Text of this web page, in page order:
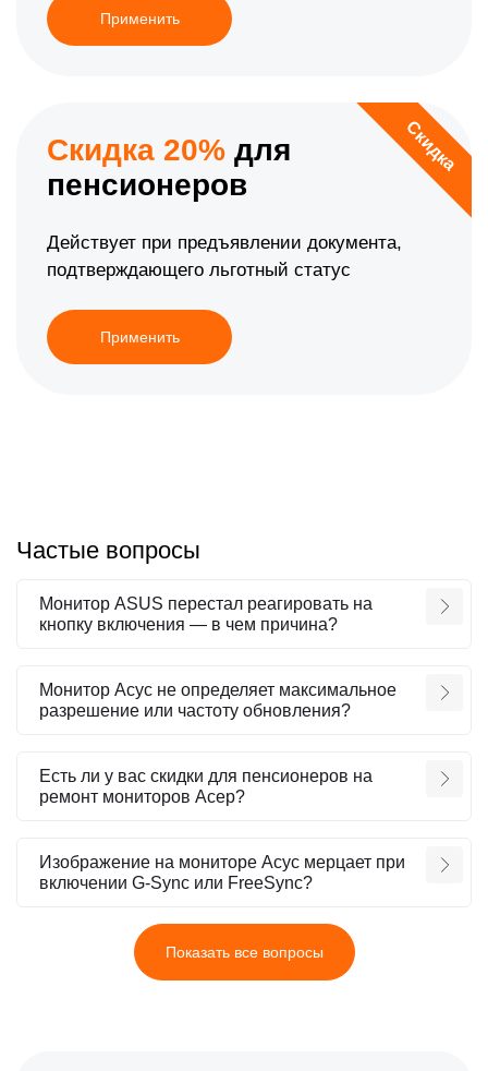
Применить
Скидка
Скидка 20% для
пенсионеров
Действует при предъявлении документа,
подтверждающего льготный статус
Применить
Частые вопросы
Монитор ASUS перестал реагировать на
кнопку включения — в чем причина?
Монитор Асус не определяет максимальное
разрешение или частоту обновления?
Есть ли у вас скидки для пенсионеров на
ремонт мониторов Асер?
Изображение на мониторе Асус мерцает при
включении G-Sync или FreeSync?
Показать все вопросы